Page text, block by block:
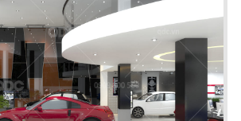
Chi tiết